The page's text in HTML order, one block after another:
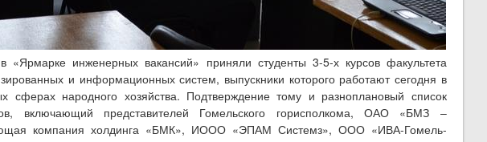
«Ярмарке инженерных вакансий» приняли студенты 3-5-х курсов факультета
и информационных систем, выпускники которого работают сегодня в
сферах народного хозяйства. Подтверждение тому и разноплановый список
включающий представителей Гомельского горисполкома, ОАО «БМЗ –
компания холдинга «БМК», ИООО «ЭПАМ Системз», ООО «ИВА-Гомель-